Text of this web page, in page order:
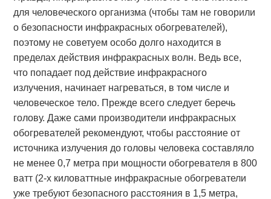
для человеческого организма (чтобы там не говорили
о безопасности инфракрасных обогревателей),
поэтому не советуем особо долго находится в
пределах действия инфракрасных волн. Ведь все,
что попадает под действие инфракрасного
излучения, начинает нагреваться, в том числе и
человеческое тело. Прежде всего следует беречь
голову. Даже сами производители инфракрасных
обогревателей рекомендуют, чтобы расстояние от
источника излучения до головы человека составляло
не менее 0,7 метра при мощности обогревателя в 800
ватт (2-х киловаттные инфракрасные обогреватели
уже требуют безопасного расстояния в 1,5 метра,